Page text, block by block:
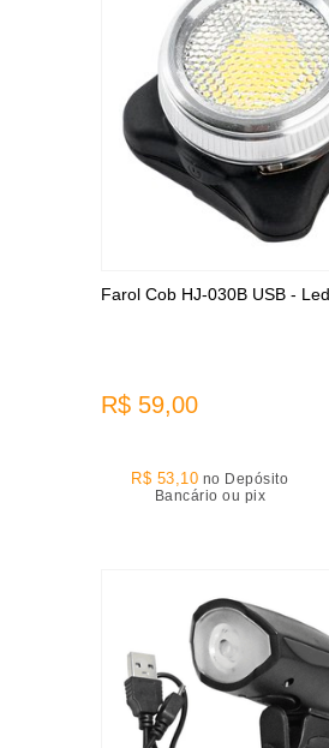
Farol Cob HJ-030B USB - Led
R$ 59,00
R$ 53,10 no Depósito
Bancário ou pix